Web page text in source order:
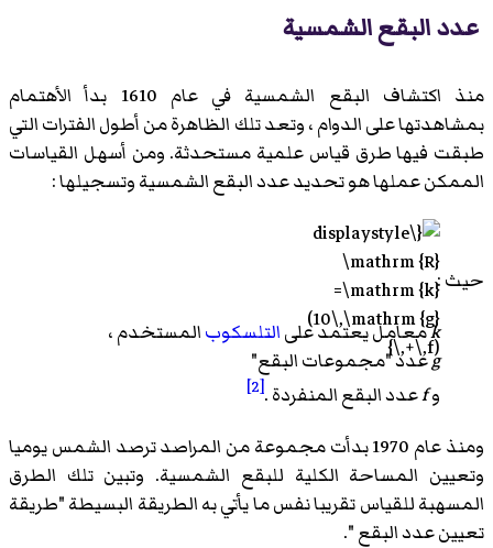
عدد البقع الشمسية
منذ اكتشاف البقع الشمسية في عام 1610 بدأ الأهتمام
بمشاهدتها على الدوام ، وتعد تلك الظاهرة من أطول الفترات التي
طبقت فيها طرق قياس علمية مستحدثة. ومن أسهل القياسات
الممكن عملها هو تحديد عدد البقع الشمسية وتسجيلها :
حيث :
kمعامل يعتمد علىالتلسكوبالمستخدم ،
gعدد "مجموعات البقع"
وfعدد البقع المنفردة .[2]
ومنذ عام 1970 بدأت مجموعة من المراصد ترصد الشمس يوميا
وتعيين المساحة الكلية للبقع الشمسية. وتبين تلك الطرق
المسهبة للقياس تقريبا نفس ما يأتي به الطريقة البسيطة "طريقة
تعيين عدد البقع ".